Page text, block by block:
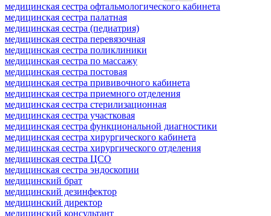
медицинская сестра офтальмологического кабинета
медицинская сестра палатная
медицинская сестра (педиатрия)
медицинская сестра перевязочная
медицинская сестра поликлиники
медицинская сестра по массажу
медицинская сестра постовая
медицинская сестра прививочного кабинета
медицинская сестра приемного отделения
медицинская сестра стерилизационная
медицинская сестра участковая
медицинская сестра функциональной диагностики
медицинская сестра хирургического кабинета
медицинская сестра хирургического отделения
медицинская сестра ЦСО
медицинская сестра эндоскопии
медицинский брат
медицинский дезинфектор
медицинский директор
медицинский консультант